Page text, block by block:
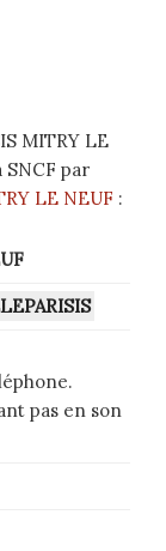
MITRY LE
par
LE NEUF :
pas en son